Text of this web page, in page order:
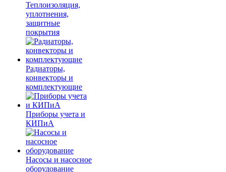
Теплоизоляция,
уплотнения,
защитные
покрытия
Радиаторы,
конвекторы и
комплектующие
Приборы учета и
КИПиА
Насосы и насосное
оборудование